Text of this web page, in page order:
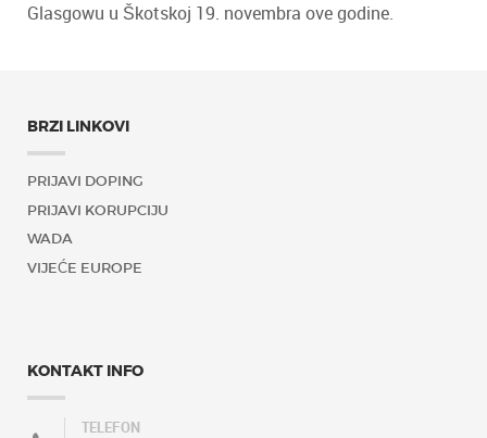
Glasgowu u Škotskoj 19. novembra ove godine.
BRZI LINKOVI
PRIJAVI DOPING
PRIJAVI KORUPCIJU
WADA
VIJEĆE EUROPE
KONTAKT INFO
TELEFON